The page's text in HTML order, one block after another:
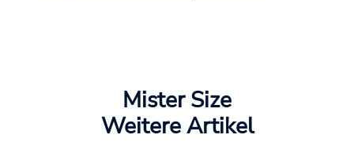
Mister Size
Weitere Artikel